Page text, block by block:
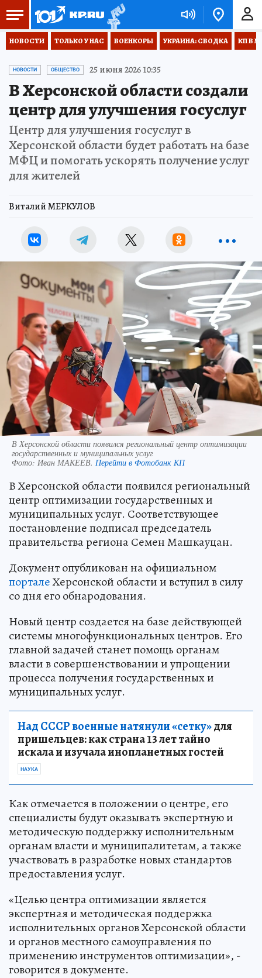
НОВОСТИ ТОЛЬКО У НАС ВОЕНКОРЫ УКРАИНА: СВОДКА КП В
НОВОСТИ ОБЩЕСТВО 25 июня 2026 10:35
В Херсонской области создали
центр для улучшения госуслуг
Центр для улучшения госуслуг в
Херсонской области будет работать на базе
МФЦ и помогать ускорять получение услуг
для жителей
Виталий МЕРКУЛОВ
В Херсонской области появился региональный центр оптимизации
государственных и муниципальных услуг
Фото: Иван МАКЕЕВ. Перейти в Фотобанк КП
В Херсонской области появился региональный
центр оптимизации государственных и
муниципальных услуг. Соответствующее
постановление подписал председатель
правительства региона Семен Машкауцан.
Документ опубликован на официальном
порталеХерсонской области и вступил в силу
со дня его обнародования.
Новый центр создается на базе действующей
системы многофункциональных центров. Его
главной задачей станет помощь органам
власти в совершенствовании и упрощении
процесса получения государственных и
муниципальных услуг.
Над СССР военные натянули «сетку»для
пришельцев: как страна 13 лет тайно
искала и изучала инопланетных гостей
НАУКА
Как отмечается в положении о центре, его
специалисты будут оказывать экспертную и
методическую поддержку исполнительным
органам власти и муниципалитетам, а также
участвовать в разработке новых стандартов
предоставления услуг.
«Целью центра оптимизации является
экспертная и методическая поддержка
исполнительных органов Херсонской области
и органов местного самоуправления по
применению инструментов оптимизации», -
говорится в документе.